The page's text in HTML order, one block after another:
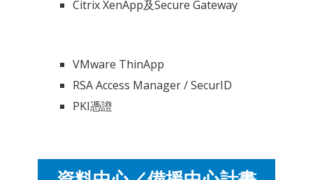
Citrix XenApp及Secure Gateway
VMware ThinApp
RSA Access Manager / SecurID
PKI憑證